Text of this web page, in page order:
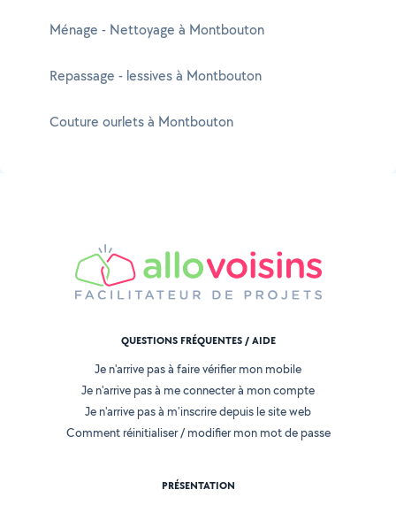
Ménage - Nettoyage à Montbouton
Repassage - lessives à Montbouton
Couture ourlets à Montbouton
QUESTIONS FRÉQUENTES / AIDE
Je n'arrive pas à faire vérifier mon mobile
Je n'arrive pas à me connecter à mon compte
Je n'arrive pas à m'inscrire depuis le site web
Comment réinitialiser / modifier mon mot de passe
PRÉSENTATION